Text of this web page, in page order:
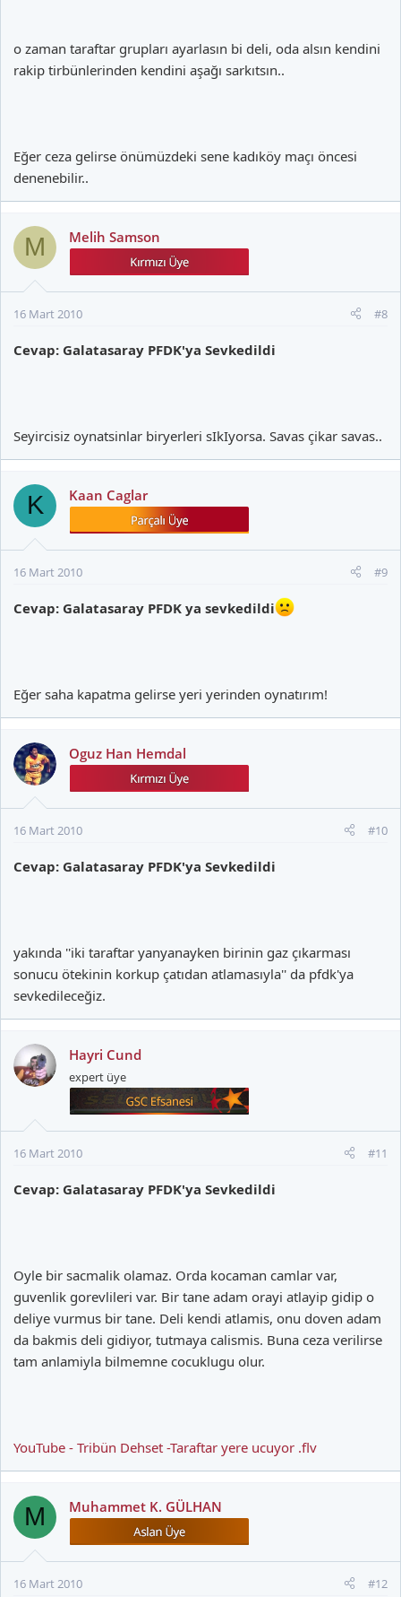
o zaman taraftar grupları ayarlasın bi deli, oda alsın kendini
rakip tirbünlerinden kendini aşağı sarkıtsın..
Eğer ceza gelirse önümüzdeki sene kadıköy maçı öncesi
denenebilir..
M Melih Samson
16 Mart 2010 #8
Cevap: Galatasaray PFDK'ya Sevkedildi
Seyircisiz oynatsinlar biryerleri sIkIyorsa. Savas çikar savas..
K Kaan Caglar
16 Mart 2010 #9
Cevap: Galatasaray PFDK ya sevkedildi
Eğer saha kapatma gelirse yeri yerinden oynatırım!
Oguz Han Hemdal
16 Mart 2010 #10
Cevap: Galatasaray PFDK'ya Sevkedildi
yakında ''iki taraftar yanyanayken birinin gaz çıkarması
sonucu ötekinin korkup çatıdan atlamasıyla'' da pfdk'ya
sevkedileceğiz.
Hayri Cund
expert üye
16 Mart 2010 #11
Cevap: Galatasaray PFDK'ya Sevkedildi
Oyle bir sacmalik olamaz. Orda kocaman camlar var,
guvenlik gorevlileri var. Bir tane adam orayi atlayip gidip o
deliye vurmus bir tane. Deli kendi atlamis, onu doven adam
da bakmis deli gidiyor, tutmaya calismis. Buna ceza verilirse
tam anlamiyla bilmemne cocuklugu olur.
YouTube - Tribün Dehset -Taraftar yere ucuyor .flv
M Muhammet K. GÜLHAN
16 Mart 2010 #12